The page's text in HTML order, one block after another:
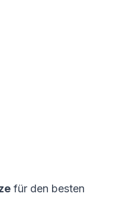
für den besten